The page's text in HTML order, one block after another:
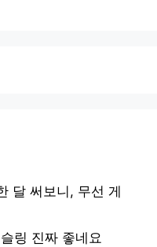
달 써보니, 무선 게
링 진짜 좋네요